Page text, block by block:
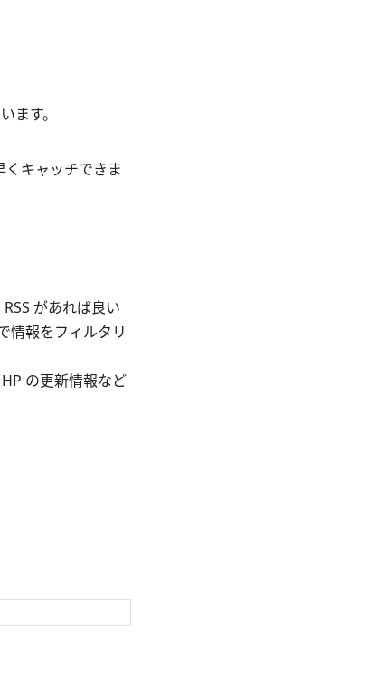
ます。
くキャッチできま
があれば良い
情報をフィルタリ
の更新情報など